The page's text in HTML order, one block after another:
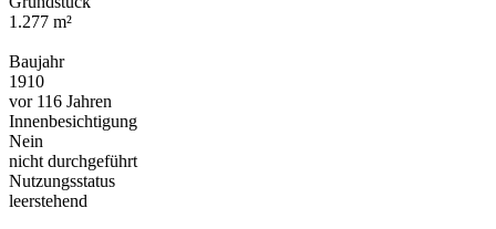
1.277 m²
Baujahr
1910
vor 116 Jahren
Innenbesichtigung
Nein
nicht durchgeführt
Nutzungsstatus
leerstehend